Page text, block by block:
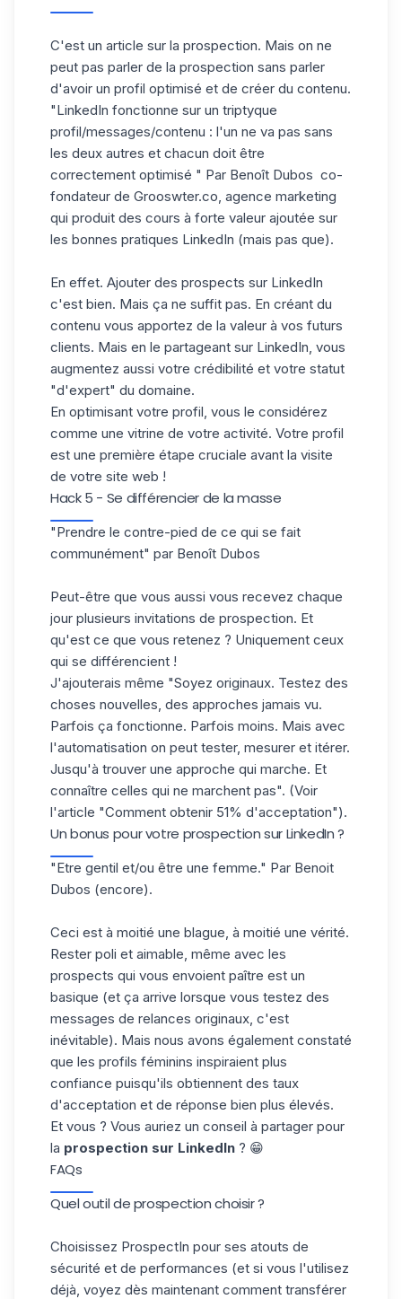
C'est un article sur la prospection. Mais on ne
peut pas parler de la prospection sans parler
d'avoir un profil optimisé et de créer du contenu.
"LinkedIn fonctionne sur un triptyque
profil/messages/contenu : l'un ne va pas sans
les deux autres et chacun doit être
correctement optimisé " Par Benoît Dubos co-
fondateur de Grooswter.co, agence marketing
qui produit des cours à forte valeur ajoutée sur
les bonnes pratiques LinkedIn (mais pas que).
En effet. Ajouter des prospects sur LinkedIn
c'est bien. Mais ça ne suffit pas. En créant du
contenu vous apportez de la valeur à vos futurs
clients. Mais en le partageant sur LinkedIn, vous
augmentez aussi votre crédibilité et votre statut
"d'expert" du domaine.
En optimisant votre profil , vous le considérez
comme une vitrine de votre activité. Votre profil
est une première étape cruciale avant la visite
de votre site web !
Hack 5 - Se différencier de la masse
"Prendre le contre-pied de ce qui se fait
communément" par Benoît Dubos
Peut-être que vous aussi vous recevez chaque
jour plusieurs invitations de prospection. Et
qu'est ce que vous retenez ? Uniquement ceux
qui se différencient !
J'ajouterais même "Soyez originaux. Testez des
choses nouvelles , des approches jamais vu.
Parfois ça fonctionne. Parfois moins. Mais avec
l'automatisation on peut tester, mesurer et itérer.
Jusqu'à trouver une approche qui marche. Et
connaître celles qui ne marchent pas". (Voir
l'article "Comment obtenir 51% d'acceptation").
Un bonus pour votre prospection sur LinkedIn ?
"Etre gentil et/ou être une femme." Par Benoit
Dubos (encore).
Ceci est à moitié une blague, à moitié une vérité.
Rester poli et aimable , même avec les
prospects qui vous envoient paître est un
basique (et ça arrive lorsque vous testez des
messages de relances originaux, c'est
inévitable). Mais nous avons également constaté
que les profils féminins inspiraient plus
confiance puisqu'ils obtiennent des taux
d'acceptation et de réponse bien plus élevés.
Et vous ? Vous auriez un conseil à partager pour
la prospection sur LinkedIn ? 😁
FAQs
Quel outil de prospection choisir ?
Choisissez ProspectIn pour ses atouts de
sécurité et de performances (et si vous l'utilisez
déjà, voyez dès maintenant comment transférer